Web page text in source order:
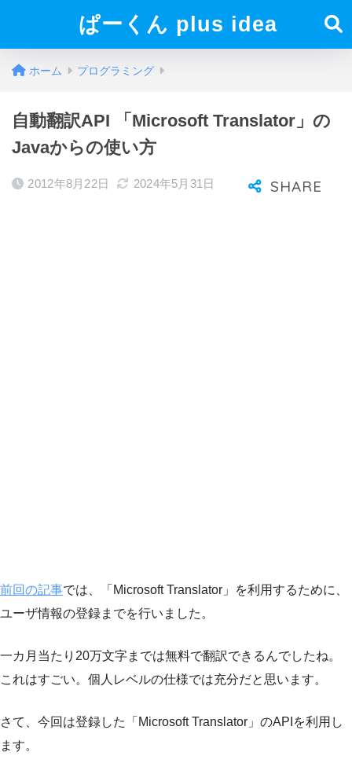
ぱーくん plus idea
ホーム プログラミング
自動翻訳API 「Microsoft Translator」の
Javaからの使い方
2012年8月22日 2024年5月31日
前回の記事では、「Microsoft Translator」を利用するために、
ユーザ情報の登録までを行いました。
一カ月当たり20万文字までは無料で翻訳できるんでしたね。
これはすごい。個人レベルの仕様では充分だと思います。
さて、今回は登録した「Microsoft Translator」のAPIを利用し
ます。